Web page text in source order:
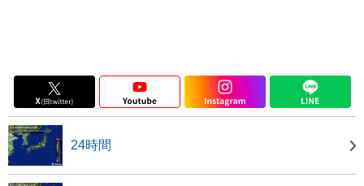
24時間